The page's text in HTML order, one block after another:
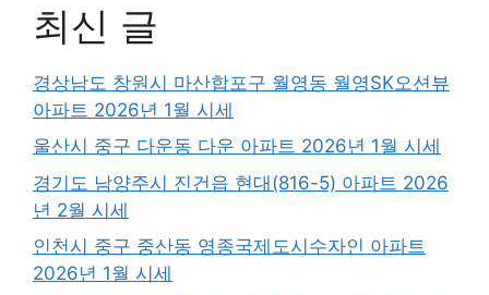
최신 글
경상남도 창원시 마산합포구 월영동 월영SK오션뷰
아파트 2026년 1월 시세
울산시 중구 다운동 다운 아파트 2026년 1월 시세
경기도 남양주시 진건읍 현대(816-5) 아파트 2026
년 2월 시세
인천시 중구 중산동 영종국제도시수자인 아파트
2026년 1월 시세